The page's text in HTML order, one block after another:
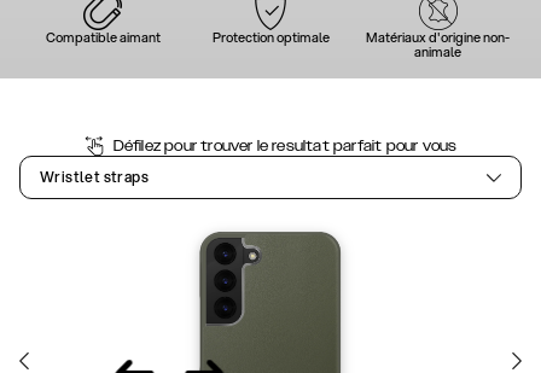
Compatible aimant Protection optimale Matériaux d'origine non-
animale
Défilez pour trouver le resultat parfait pour vous
Wristlet straps